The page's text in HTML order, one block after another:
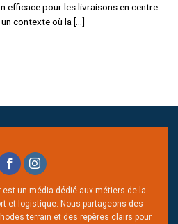
efficace pour les livraisons en centre-
contexte où la [...]
un média dédié aux métiers de la
et logistique. Nous partageons des
terrain et des repères clairs pour